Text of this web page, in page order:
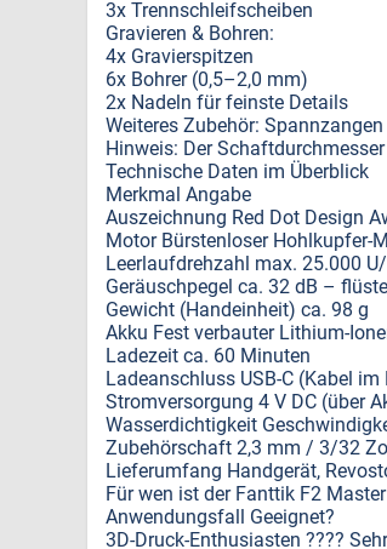
3x Trennschleifscheiben
Gravieren & Bohren:
4x Gravierspitzen
6x Bohrer (0,5–2,0 mm)
2x Nadeln für feinste Details
Weiteres Zubehör:
Hinweis: Der
Technische Daten im Überblick
Merkmal Angabe
Auszeichnung Red Dot Design
Motor Bürstenloser Hohlkupfer-
Leerlaufdrehzahl max. 25.000
Geräuschpegel ca. 32 dB –
Gewicht (Handeinheit) ca. 98 g
Akku Fest verbauter Lithium-
Ladezeit ca. 60 Minuten
Ladeanschluss USB-C (Kabel
Stromversorgung 4 V DC (über
Wasserdichtigkeit
Zubehörschaft 2,3 mm / 3/32
Lieferumfang Handgerät,
Für wen ist der Fanttik F2
Anwendungsfall Geeignet?
3D-Druck-Enthusiasten ????